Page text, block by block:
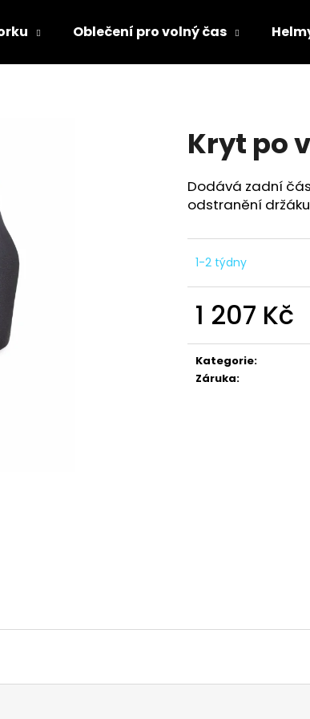
Oblečení pro volný čas
Kryt po
Dodává zadní
odstranění
1-2 týdny
1 207 Kč
cena:
Kategorie:
Záruka:
HLEDAT
DC SPEED BÍLO-ČERNÉ
TRIČKO